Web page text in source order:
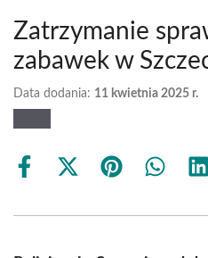
Zatrzymanie
zabawek w
Data dodania: 11 kwietnia 2025 r.
Share
Share
(Twitter)
Share Share